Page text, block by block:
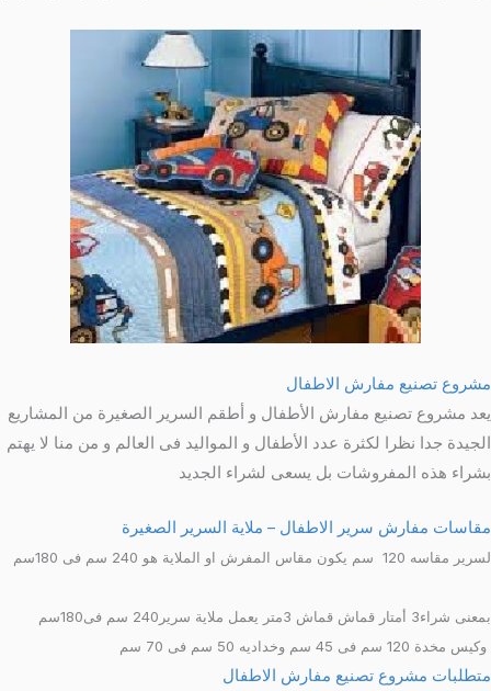
مشروع تصنيع مفارش الاطفال
يعد مشروع تصنيع مفارش الأطفال و أطقم السرير الصغيرة من المشاريع
الجيدة جدا نظرا لكثرة عدد الأطفال و المواليد فى العالم و من منا لا يهتم
بشراء هذه المفروشات بل يسعى لشراء الجديد
مقاسات مفارش سرير الاطفال – ملاية السرير الصغيرة
لسرير مقاسه 120 سم يكون مقاس المفرش او الملاية هو 240 سم فى 180سم
بمعنى شراء3 أمتار قماش قماش 3متر يعمل ملاية سرير240 سم فى180سم
وكيس مخدة 120 سم فى 45 سم وخداديه 50 سم فى 70 سم
متطلبات مشروع تصنيع مفارش الاطفال